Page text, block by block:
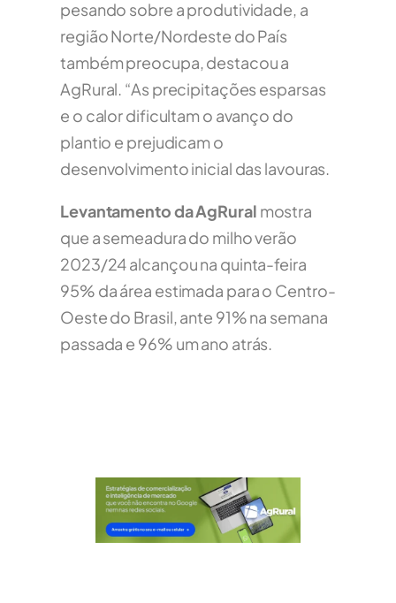
pesando sobre a produtividade, a
região Norte/Nordeste do País
também preocupa, destacou a
AgRural. “As precipitações esparsas
e o calor dificultam o avanço do
plantio e prejudicam o
desenvolvimento inicial das lavouras.
Levantamento da AgRural mostra
que a semeadura do milho verão
2023/24 alcançou na quinta-feira
95% da área estimada para o Centro-
Oeste do Brasil, ante 91% na semana
passada e 96% um ano atrás.